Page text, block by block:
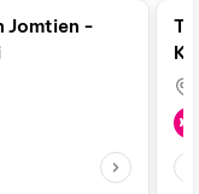
Jomtien -